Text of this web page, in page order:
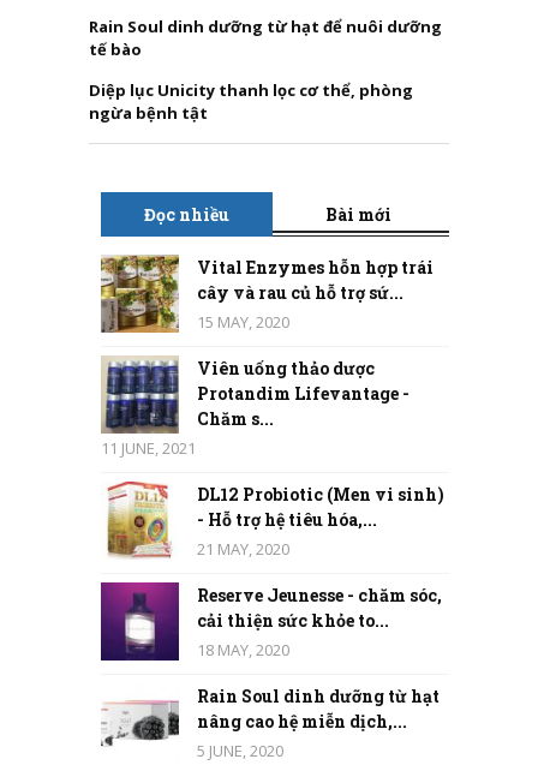
Rain Soul dinh dưỡng từ hạt để nuôi dưỡng
tế bào
Diệp lục Unicity thanh lọc cơ thể, phòng
ngừa bệnh tật
Đọc nhiều Bài mới
Vital Enzymes hỗn hợp trái
cây và rau củ hỗ trợ sứ...
15 MAY, 2020
Viên uống thảo dược
Protandim Lifevantage -
Chăm s...
11 JUNE, 2021
DL12 Probiotic (Men vi sinh)
- Hỗ trợ hệ tiêu hóa,...
21 MAY, 2020
Reserve Jeunesse - chăm sóc,
cải thiện sức khỏe to...
18 MAY, 2020
Rain Soul dinh dưỡng từ hạt
nâng cao hệ miễn dịch,...
5 JUNE, 2020